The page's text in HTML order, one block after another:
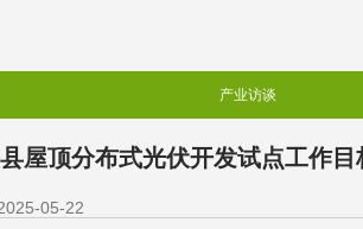
产业访谈
屋顶分布式光伏开发试点工作目
05-22